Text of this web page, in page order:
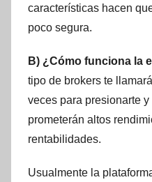
características hacen
poco segura.
B) ¿Cómo funciona la
tipo de brokers te
veces para presionarte
prometerán altos
rentabilidades.
Usualmente la